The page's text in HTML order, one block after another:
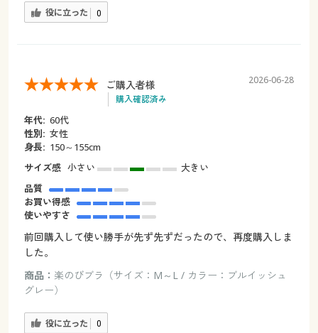
役に立った 0
ご購入者様
購入確認済み
2026-06-28
年代: 60代
性別: 女性
身長: 150～155cm
サイズ感 小さい
大きい
品質
お買い得感
使いやすさ
前回購入して使い勝手が先ず先ずだったので、再度購入しま
した。
商品： 楽のびブラ（サイズ：M～L / カラー：ブルイッシュ
グレー）
役に立った 0